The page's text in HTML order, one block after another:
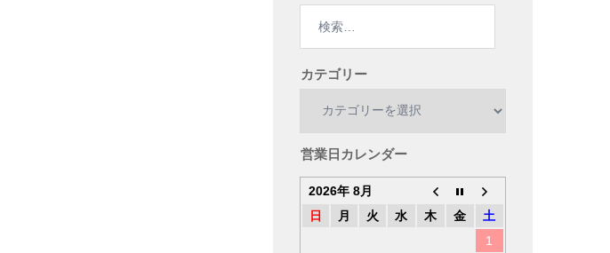
カテゴリー
リ
営業日カレンダー
2026年 8月
日
月 火 水 木 金
土
1